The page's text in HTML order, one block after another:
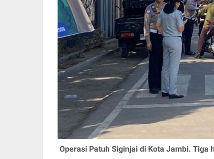
Operasi Patuh Siginjai di Kota Jambi.